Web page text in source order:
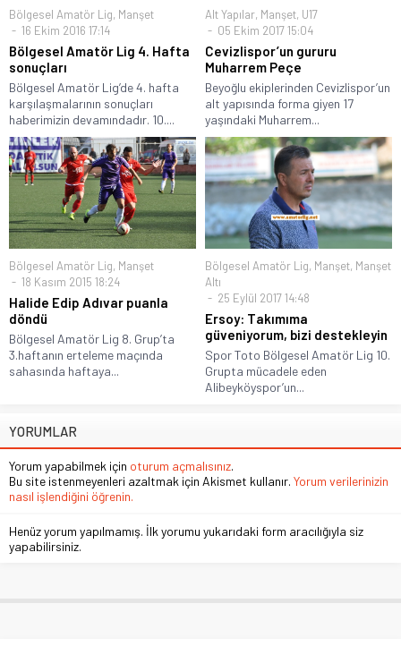
Bölgesel Amatör Lig, Manşet
16 Ekim 2016 17:14
Bölgesel Amatör Lig 4. Hafta
sonuçları
Bölgesel Amatör Lig’de 4. hafta
karşılaşmalarının sonuçları
haberimizin devamındadır. 10....
Alt Yapılar, Manşet, U17
05 Ekim 2017 15:04
Cevizlispor’un gururu
Muharrem Peçe
Beyoğlu ekiplerinden Cevizlispor’un
alt yapısında forma giyen 17
yaşındaki Muharrem...
Bölgesel Amatör Lig, Manşet
18 Kasım 2015 18:24
Halide Edip Adıvar puanla
döndü
Bölgesel Amatör Lig 8. Grup’ta
3.haftanın erteleme maçında
sahasında haftaya...
Bölgesel Amatör Lig, Manşet, Manşet
Altı
25 Eylül 2017 14:48
Ersoy: Takımıma
güveniyorum, bizi destekleyin
Spor Toto Bölgesel Amatör Lig 10.
Grupta mücadele eden
Alibeyköyspor’un...
YORUMLAR
Yorum yapabilmek için oturum açmalısınız.
Bu site istenmeyenleri azaltmak için Akismet kullanır. Yorum verilerinizin
nasıl işlendiğini öğrenin.
Henüz yorum yapılmamış. İlk yorumu yukarıdaki form aracılığıyla siz
yapabilirsiniz.